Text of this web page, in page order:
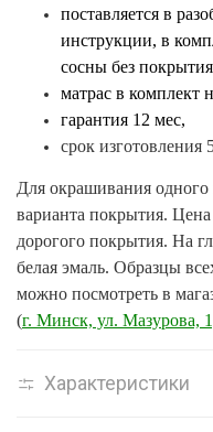
поставляется в
инструкции, в
сосны без
матрас в комплект
гарантия 12 мес,
срок изготовления
Для окрашивания
варианта покрытия. Цена
дорогого покрытия. На
белая эмаль. Образцы
можно посмотреть в
(г. Минск, ул. Мазурова,
Характеристики